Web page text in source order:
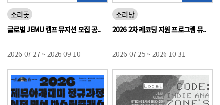
소리곶
글로벌 JEMU 캠프 뮤지션 모집 공..
2026-07-27 ~ 2026-09-10
소리낭
2026 2차 레코딩 지원 프로그램 뮤..
2026-07-25 ~ 2026-10-31